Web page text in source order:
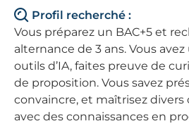
Profil recherché :
Vous préparez un BAC+5 et
alternance de 3 ans. Vous
outils d’IA, faites preuve de
de proposition. Vous savez
convaincre, et maîtrisez
avec des connaissances en